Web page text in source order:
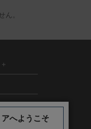
。
h
i
d
e
n へようこそ